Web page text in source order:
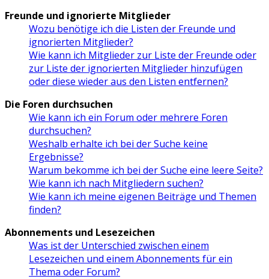
Freunde und ignorierte Mitglieder
Wozu benötige ich die Listen der Freunde und
ignorierten Mitglieder?
Wie kann ich Mitglieder zur Liste der Freunde oder
zur Liste der ignorierten Mitglieder hinzufügen
oder diese wieder aus den Listen entfernen?
Die Foren durchsuchen
Wie kann ich ein Forum oder mehrere Foren
durchsuchen?
Weshalb erhalte ich bei der Suche keine
Ergebnisse?
Warum bekomme ich bei der Suche eine leere Seite?
Wie kann ich nach Mitgliedern suchen?
Wie kann ich meine eigenen Beiträge und Themen
finden?
Abonnements und Lesezeichen
Was ist der Unterschied zwischen einem
Lesezeichen und einem Abonnements für ein
Thema oder Forum?